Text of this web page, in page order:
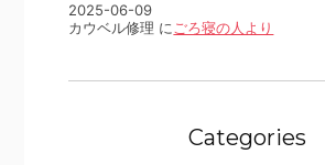
2025-06-09
カウベル修理 に ごろ寝の人より
Categories